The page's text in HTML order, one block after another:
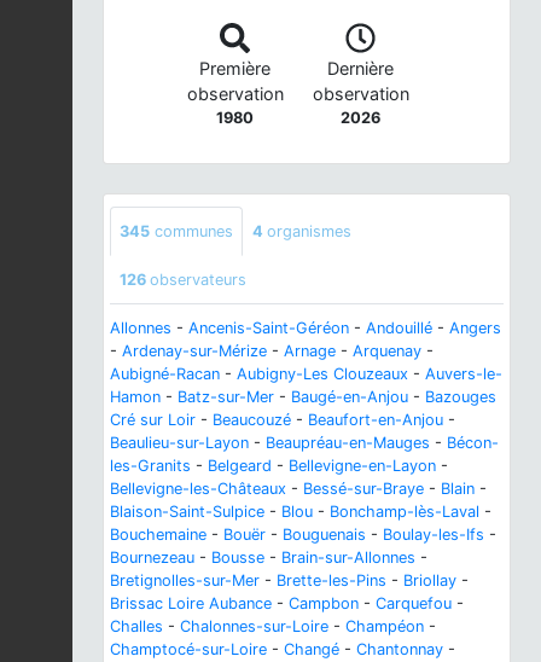
Première
observation
1980
Dernière
observation
2026
345 communes 4 organismes
126 observateurs
Allonnes - Ancenis-Saint-Géréon - Andouillé - Angers
- Ardenay-sur-Mérize - Arnage - Arquenay -
Aubigné-Racan - Aubigny-Les Clouzeaux - Auvers-le-
Hamon - Batz-sur-Mer - Baugé-en-Anjou - Bazouges
Cré sur Loir - Beaucouzé - Beaufort-en-Anjou -
Beaulieu-sur-Layon - Beaupréau-en-Mauges - Bécon-
les-Granits - Belgeard - Bellevigne-en-Layon -
Bellevigne-les-Châteaux - Bessé-sur-Braye - Blain -
Blaison-Saint-Sulpice - Blou - Bonchamp-lès-Laval -
Bouchemaine - Bouër - Bouguenais - Boulay-les-Ifs -
Bournezeau - Bousse - Brain-sur-Allonnes -
Bretignolles-sur-Mer - Brette-les-Pins - Briollay -
Brissac Loire Aubance - Campbon - Carquefou -
Challes - Chalonnes-sur-Loire - Champéon -
Champtocé-sur-Loire - Changé - Chantonnay -